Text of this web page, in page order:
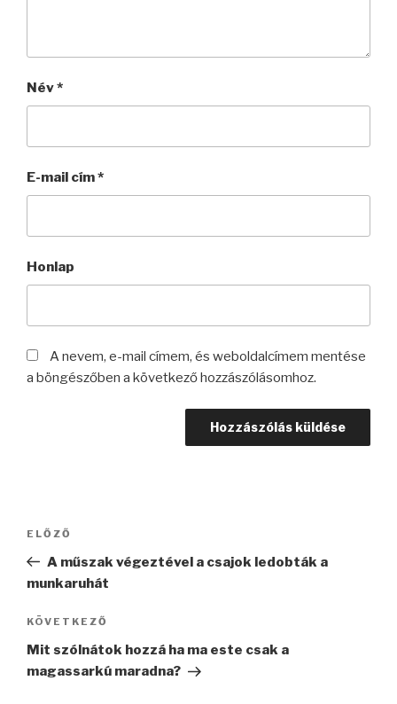
Név*
E-mail cím*
Honlap
A nevem, e-mail címem, és weboldalcímem mentése
a böngészőben a következő hozzászólásomhoz.
Bejegyzés
Korábbi
bejegyzés
ELŐZŐ
A műszak végeztével a csajok ledobták a
munkaruhát
Következő
bejegyzés
KÖVETKEZŐ
Mit szólnátok hozzá ha ma este csak a
magassarkú maradna?